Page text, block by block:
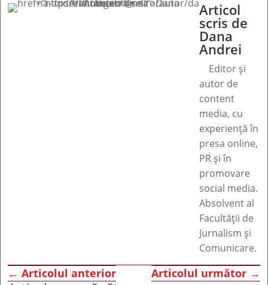
Articol
scris de
Dana
Andrei
Editor și
autor de
content
media, cu
experiență în
presa online,
PR și în
promovare
social media.
Absolvent al
Facultății de
Jurnalism și
Comunicare.
← Articolul anterior Articolul următor →